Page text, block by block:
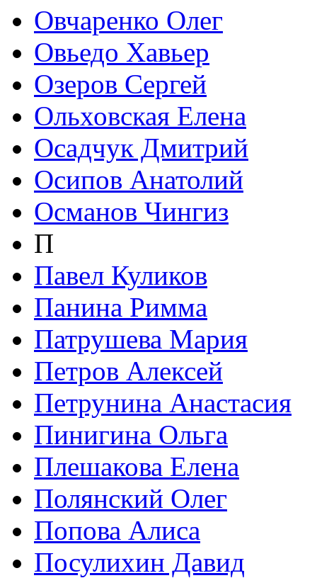
Овчаренко Олег
Овьедо Хавьер
Озеров Сергей
Ольховская Елена
Осадчук Дмитрий
Осипов Анатолий
Османов Чингиз
П
Павел Куликов
Панина Римма
Патрушева Мария
Петров Алексей
Петрунина Анастасия
Пинигина Ольга
Плешакова Елена
Полянский Олег
Попова Алиса
Посулихин Давид